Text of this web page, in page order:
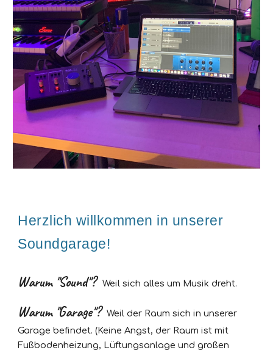
Herzlich willkommen in unserer
Soundgarage!
Warum "Sound"? Weil sich alles um Musik dreht.
Warum "Garage"?
Weil der Raum sich in unserer
Garage befindet. (Keine Angst, der Raum ist mit
Fußbodenheizung, Lüftungsanlage und großen